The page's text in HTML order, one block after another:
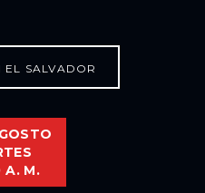
EL SALVADOR
A. M.